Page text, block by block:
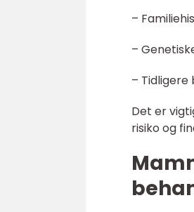
–
–
–
Det er
risiko og